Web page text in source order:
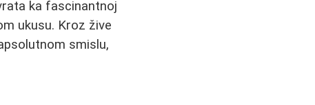
ka fascinantnoj
ukusu. Kroz žive
smislu,